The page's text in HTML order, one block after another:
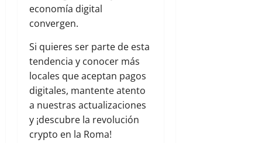
economía digital
convergen.
Si quieres ser parte de esta
tendencia y conocer más
locales que aceptan pagos
digitales, mantente atento
a nuestras actualizaciones
y ¡descubre la revolución
crypto en la Roma!